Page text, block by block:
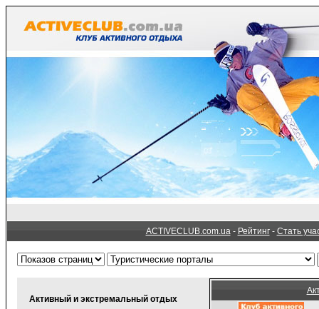
ACTIVECLUB.com.ua- Рейтинг- Стать
Активный и экстремальный отдых